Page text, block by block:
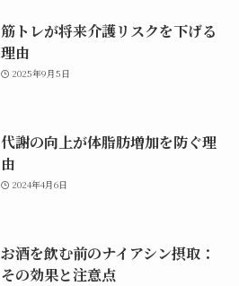
筋トレが将来介護リスクを下げる
理由
2025年9月5日
代謝の向上が体脂肪増加を防ぐ理
由
2024年4月6日
お酒を飲む前のナイアシン摂取：
その効果と注意点